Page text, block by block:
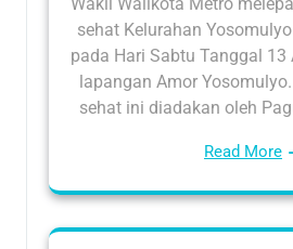
sehat Kelurahan
pada Hari Sabtu Tanggal 13
lapangan Amor
sehat ini diadakan oleh
Read More